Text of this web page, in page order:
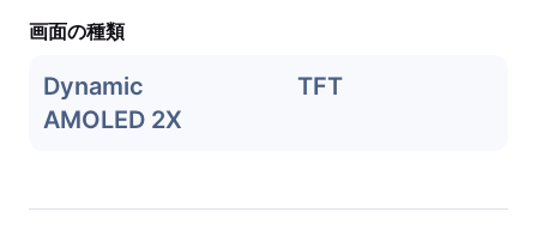
画面の種類
Dynamic
AMOLED 2X
TFT